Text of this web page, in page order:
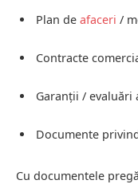
Plan de afaceri /
Contracte
Garanții /
Documente
Cu documentele